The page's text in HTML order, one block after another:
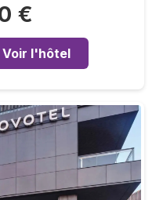
€
Voir l'hôtel